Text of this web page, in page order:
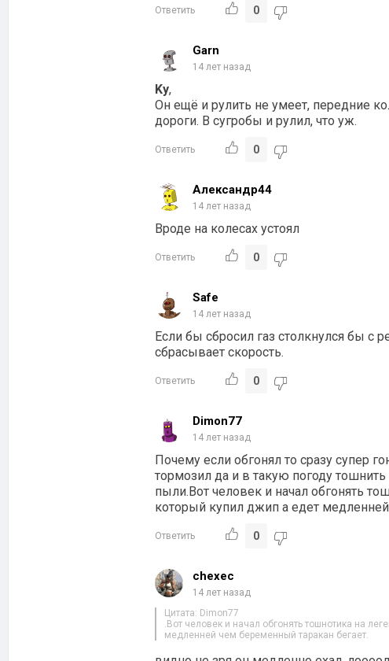
Ответить 0
Garn
14 лет назад
Ky,
Он ещё и рулить не умеет, передние
дороги. В сугробы и рулил, что уж.
Ответить 0
Александр44
14 лет назад
Вроде на колесах устоял
Ответить 0
Safe
14 лет назад
Если бы сбросил газ столкнулся бы с
сбрасывает скорость.
Ответить 0
Dimon77
14 лет назад
Почему если обгонял то сразу супер
тормозил да и в такую погоду
пыли.Вот человек и начал обгонять
который купил джип а едет
Ответить 0
chexec
14 лет назад
Цитата: Dimon77
.Вот человек и начал обгонять тошнотика на
медленней чем беременный таракан бегает.